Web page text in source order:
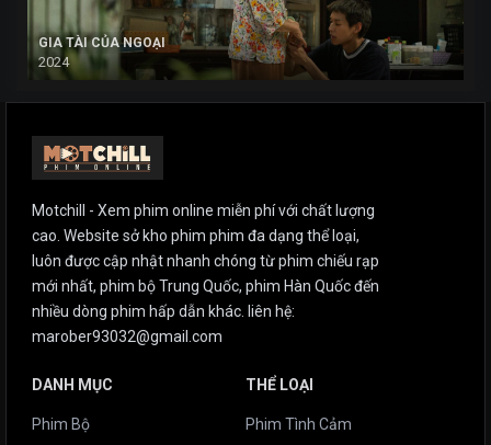
GIA TÀI CỦA NGOẠI
2024
Motchill - Xem phim online miễn phí với chất lượng
cao. Website sở kho phim phim đa dạng thể loại,
luôn được cập nhật nhanh chóng từ phim chiếu rạp
mới nhất, phim bộ Trung Quốc, phim Hàn Quốc đến
nhiều dòng phim hấp dẫn khác. liên hệ:
marober93032@gmail.com
DANH MỤC
Phim Bộ
THỂ LOẠI
Phim Tình Cảm